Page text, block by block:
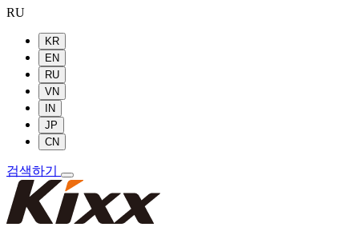
RU
KR
EN
RU
VN
IN
JP
CN
검색하기